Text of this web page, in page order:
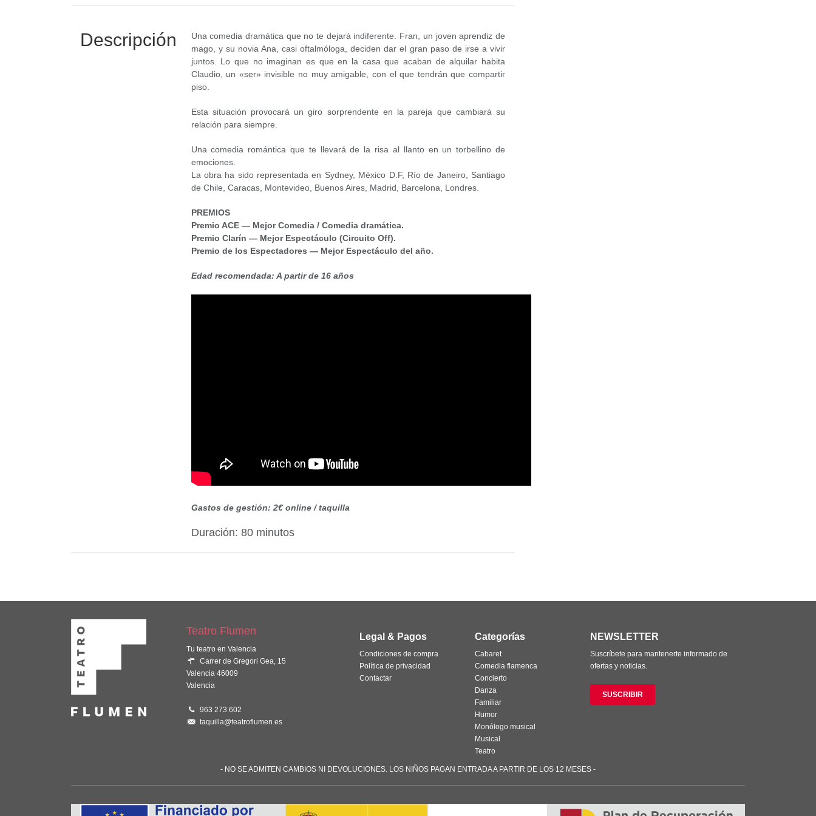
Descripción
Una comedia dramática que no te dejará indiferente. Fran, un joven aprendiz de
mago, y su novia Ana, casi oftalmóloga, deciden dar el gran paso de irse a vivir
juntos. Lo que no imaginan es que en la casa que acaban de alquilar habita
Claudio, un «ser» invisible no muy amigable, con el que tendrán que compartir
piso.
Esta situación provocará un giro sorprendente en la pareja que cambiará su
relación para siempre.
Una comedia romántica que te llevará de la risa al llanto en un torbellino de
emociones.
La obra ha sido representada en Sydney, México D.F, Río de Janeiro, Santiago
de Chile, Caracas, Montevideo, Buenos Aires, Madrid, Barcelona, Londres.
PREMIOS
Premio ACE — Mejor Comedia / Comedia dramática.
Premio Clarín — Mejor Espectáculo (Circuito Off).
Premio de los Espectadores — Mejor Espectáculo del año.
Edad recomendada: A partir de 16 años
Gastos de gestión: 2€ online / taquilla
Duración: 80 minutos
Teatro Flumen
Tu teatro en Valencia
Carrer de Gregori Gea, 15
Valencia 46009
Valencia
963 273 602
taquilla@teatroflumen.es
Legal & Pagos
Condiciones de compra
Política de privacidad
Contactar
Categorías
Cabaret
Comedia flamenca
Concierto
Danza
Familiar
Humor
Monólogo musical
Musical
Teatro
NEWSLETTER
Suscríbete para mantenerte informado de
ofertas y noticias.
SUSCRIBIR
- NO SE ADMITEN CAMBIOS NI DEVOLUCIONES. LOS NIÑOS PAGAN ENTRADA A PARTIR DE LOS 12 MESES -